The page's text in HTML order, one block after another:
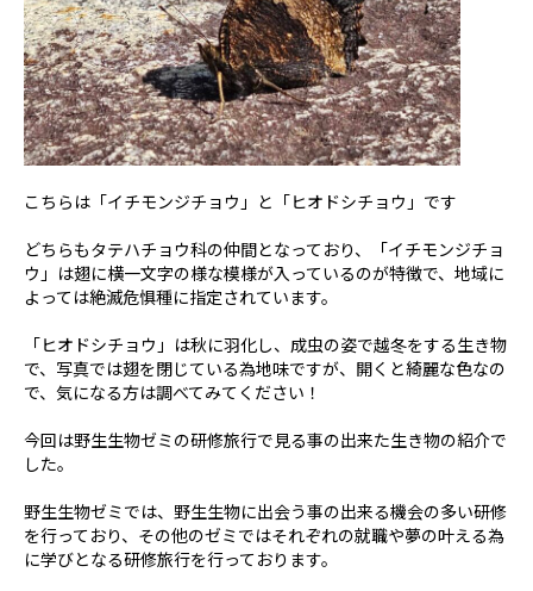
こちらは「イチモンジチョウ」と「ヒオドシチョウ」です
どちらもタテハチョウ科の仲間となっており、「イチモンジチョ
ウ」は翅に横一文字の様な模様が入っているのが特徴で、地域に
よっては絶滅危惧種に指定されています。
「ヒオドシチョウ」は秋に羽化し、成虫の姿で越冬をする生き物
で、写真では翅を閉じている為地味ですが、開くと綺麗な色なの
で、気になる方は調べてみてください！
今回は野生生物ゼミの研修旅行で見る事の出来た生き物の紹介で
した。
野生生物ゼミでは、野生生物に出会う事の出来る機会の多い研修
を行っており、その他のゼミではそれぞれの就職や夢の叶える為
に学びとなる研修旅行を行っております。